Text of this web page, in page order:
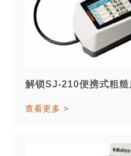
解锁SJ-210便携式粗
查看更多 >